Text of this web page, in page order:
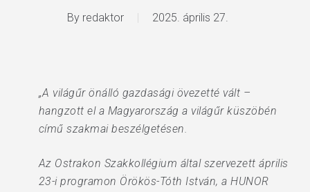
By redaktor 2025. április 27.
„A világűr önálló gazdasági övezetté vált –
hangzott el a Magyarország a világűr küszöbén
című szakmai beszélgetésen.
Az Ostrakon Szakkollégium által szervezett április
23-i programon Örökös-Tóth István, a HUNOR